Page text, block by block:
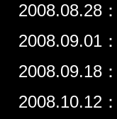
2008.08.28
2008.09.01
2008.09.18
2008.10.12